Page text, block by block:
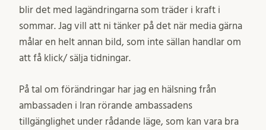
blir det med lagändringarna som träder i kraft i
sommar. Jag vill att ni tänker på det när media gärna
målar en helt annan bild, som inte sällan handlar om
att få klick/ sälja tidningar.
På tal om förändringar har jag en hälsning från
ambassaden i Iran rörande ambassadens
tillgänglighet under rådande läge, som kan vara bra